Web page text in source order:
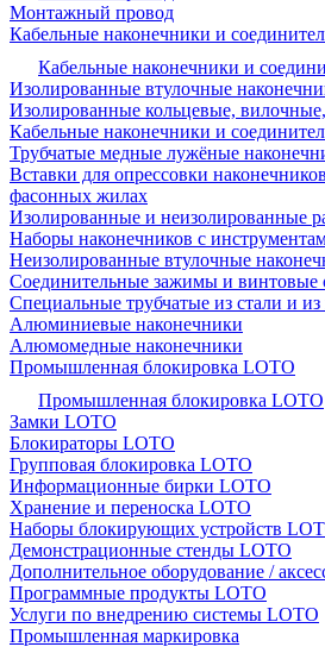
Монтажный провод
Кабельные наконечники и
Кабельные наконечники и
Изолированные втулочные
Изолированные кольцевые,
Кабельные наконечники и
Трубчатые медные лужёные
Вставки для опрессовки
фасонных жилах
Изолированные и неизолированные
Наборы наконечников с
Неизолированные втулочные
Соединительные зажимы и винтовые
Специальные трубчатые из стали и из
Алюминиевые наконечники
Алюмомедные наконечники
Промышленная блокировка LOTO
Промышленная блокировка LOTO
Замки LOTO
Блокираторы LOTO
Групповая блокировка LOTO
Информационные бирки LOTO
Хранение и переноска LOTO
Наборы блокирующих устройств
Демонстрационные стенды LOTO
Дополнительное оборудование /
Программные продукты LOTO
Услуги по внедрению системы LOTO
Промышленная маркировка